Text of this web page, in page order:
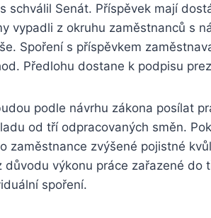
schválil Senát. Příspěvek mají
vypadli z okruhu zaměstnanců s
Spoření s příspěvkem
Předlohu dostane k podpisu
podle návrhu zákona posílat
od tří odpracovaných směn.
zaměstnance zvýšené pojistné
důvodu výkonu práce zařazené do
spoření.